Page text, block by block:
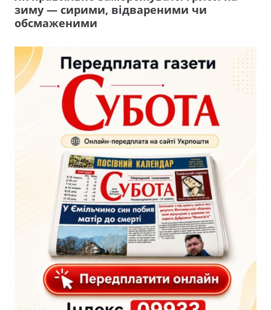
зиму — сирими, відвареними чи
обсмаженими